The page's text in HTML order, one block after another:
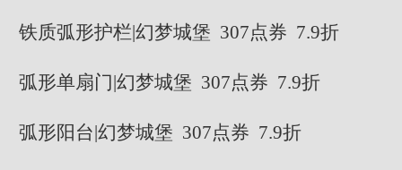
铁质弧形护栏|幻梦城堡 307点券 7.9折
弧形单扇门|幻梦城堡 307点券 7.9折
弧形阳台|幻梦城堡 307点券 7.9折